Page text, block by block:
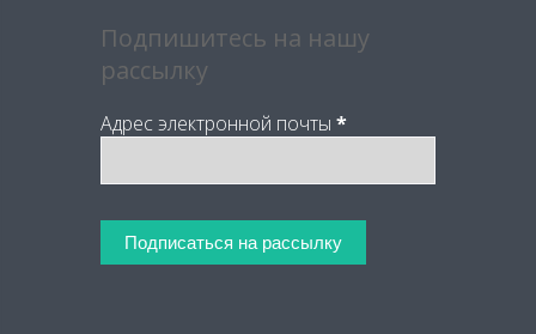
Подпишитесь на нашу
рассылку
Адрес электронной почты *